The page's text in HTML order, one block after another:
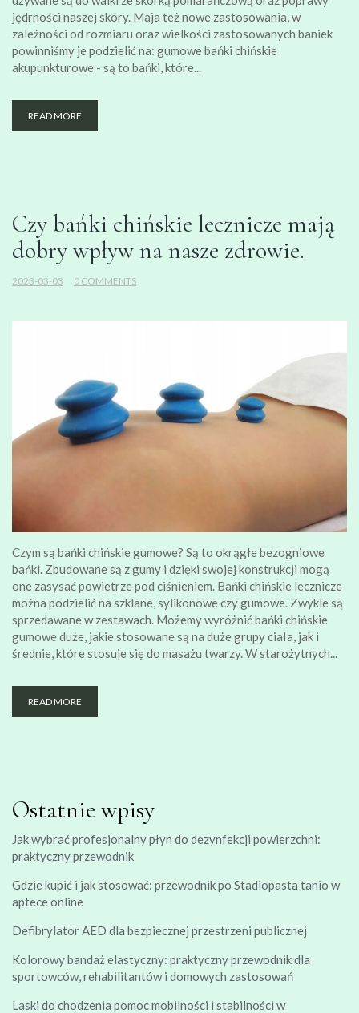
jędrności naszej skóry. Maja też nowe zastosowania, w
zależności od rozmiaru oraz wielkości zastosowanych baniek
powinniśmy je podzielić na: gumowe bańki chińskie
akupunkturowe - są to bańki, które...
READ MORE
Czy bańki chińskie lecznicze mają
dobry wpływ na nasze zdrowie.
2023-03-03 0 COMMENTS
Czym są bańki chińskie gumowe? Są to okrągłe bezogniowe
bańki. Zbudowane są z gumy i dzięki swojej konstrukcji mogą
one zasysać powietrze pod ciśnieniem. Bańki chińskie lecznicze
można podzielić na szklane, sylikonowe czy gumowe. Zwykle są
sprzedawane w zestawach. Możemy wyróżnić bańki chińskie
gumowe duże, jakie stosowane są na duże grupy ciała, jak i
średnie, które stosuje się do masażu twarzy. W starożytnych...
READ MORE
Ostatnie wpisy
Jak wybrać profesjonalny płyn do dezynfekcji powierzchni:
praktyczny przewodnik
Gdzie kupić i jak stosować: przewodnik po Stadiopasta tanio w
aptece online
Defibrylator AED dla bezpiecznej przestrzeni publicznej
Kolorowy bandaż elastyczny: praktyczny przewodnik dla
sportowców, rehabilitantów i domowych zastosowań
Laski do chodzenia pomoc mobilności i stabilności w